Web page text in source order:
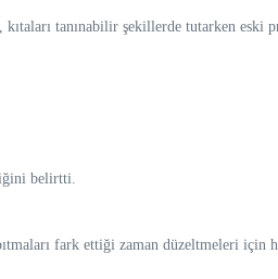
tanınabilir şekillerde tutarken eski
belirtti.
fark ettiği zaman düzeltmeleri için